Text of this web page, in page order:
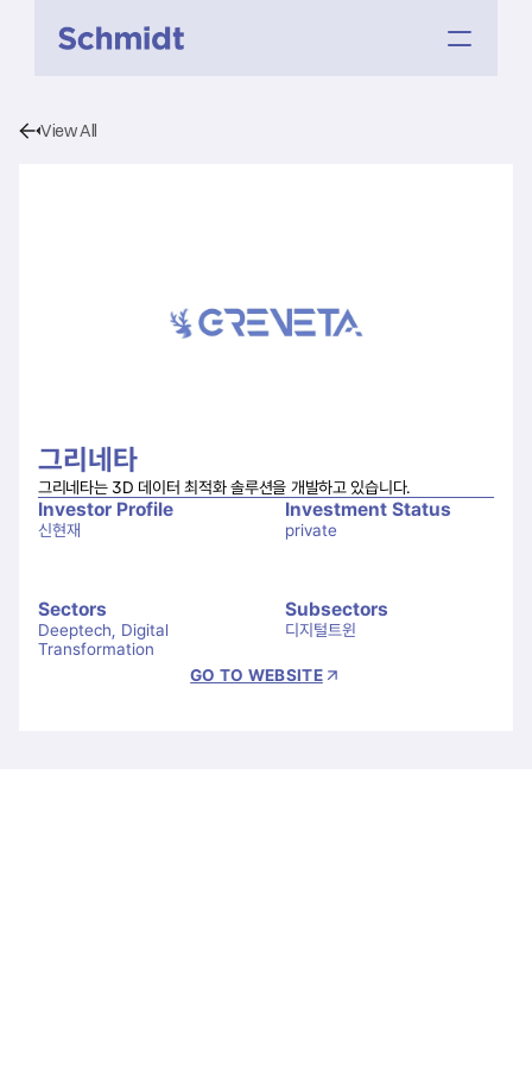
View All
그리네타
그리네타는 3D 데이터 최적화 솔루션을 개발하고 있습니다.
Investor Profile
신현재
Investment Status
private
Sectors
Deeptech, Digital
Transformation
Subsectors
디지털트윈
GO TO WEBSITE